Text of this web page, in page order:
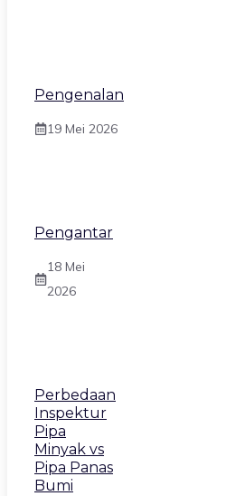
Pengenalan
19 Mei 2026
Pengantar
18 Mei
2026
Perbedaan
Inspektur
Pipa
Minyak vs
Pipa Panas
Bumi